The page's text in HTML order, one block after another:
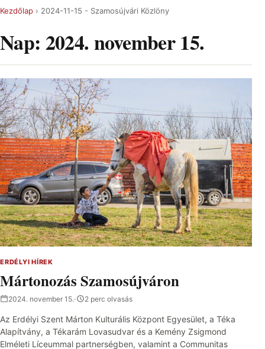
Kezdőlap › 2024-11-15 - Szamosújvári Közlöny
Nap: 2024. november 15.
ERDÉLYI HÍREK
Mártonozás Szamosújváron
2024. november 15.· 2 perc olvasás
Az Erdélyi Szent Márton Kulturális Központ Egyesület, a Téka
Alapítvány, a Tékarám Lovasudvar és a Kemény Zsigmond
Elméleti Líceummal partnerségben, valamint a Communitas